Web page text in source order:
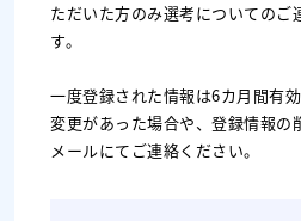
ただいた方のみ選考についてのご
す。
一度登録された情報は6カ月間有
変更があった場合や、登録情報の
メールにてご連絡ください。